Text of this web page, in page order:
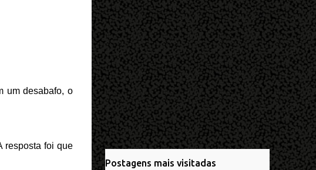
um desabafo, o
resposta foi que
Postagens mais visitadas